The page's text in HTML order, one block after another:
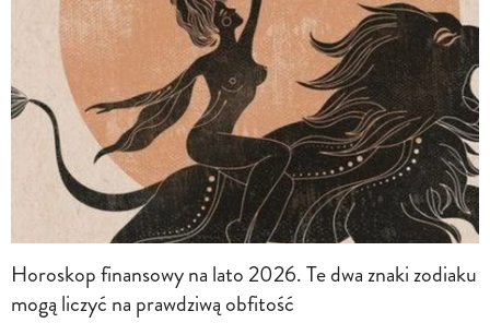
Horoskop finansowy na lato 2026. Te dwa znaki zodiaku
mogą liczyć na prawdziwą obfitość